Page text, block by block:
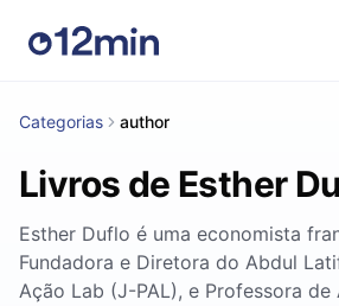
Categorias author
Livros de Esther
Esther Duflo é uma economista
Fundadora e Diretora do Abdul
Ação Lab (J-PAL), e Professora